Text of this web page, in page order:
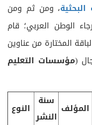
، ومن ثم ومن
الوطن العربي؛ قام
المختارة من عناوين
(مؤسسات التعليم
المؤلف
سنة
النشر
النوع